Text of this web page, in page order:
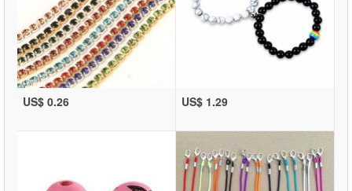
US$ 0.26 US$ 1.29